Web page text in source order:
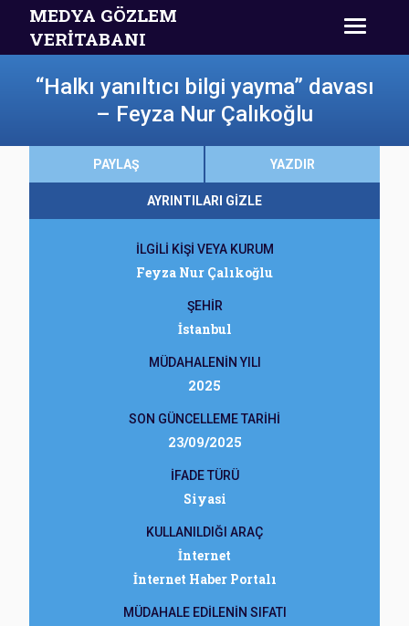
MEDYA GÖZLEM
VERİTABANI
“Halkı yanıltıcı bilgi yayma” davası
– Feyza Nur Çalıkoğlu
PAYLAŞ YAZDIR
AYRINTILARI GİZLE
İLGİLİ KİŞİ VEYA KURUM
Feyza Nur Çalıkoğlu
ŞEHİR
İstanbul
MÜDAHALENİN YILI
2025
SON GÜNCELLEME TARİHİ
23/09/2025
İFADE TÜRÜ
Siyasi
KULLANILDIĞI ARAÇ
İnternet
İnternet Haber Portalı
MÜDAHALE EDİLENİN SIFATI